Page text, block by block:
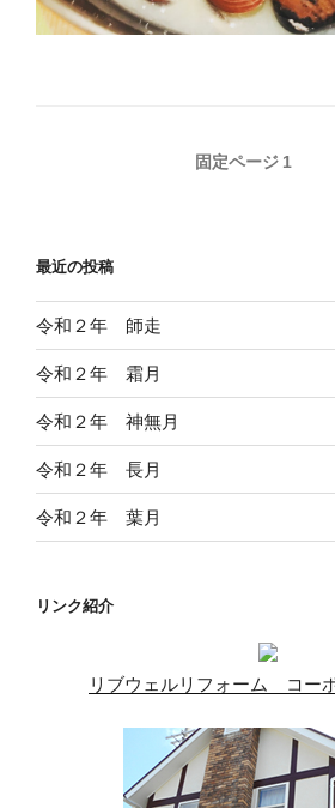
ペ
ジ
送
り
固定ページ 1
最近の投稿
令和２年 師走
令和２年 霜月
令和２年 神無月
令和２年 長月
令和２年 葉月
リンク紹介
リブウェルリフォーム コー